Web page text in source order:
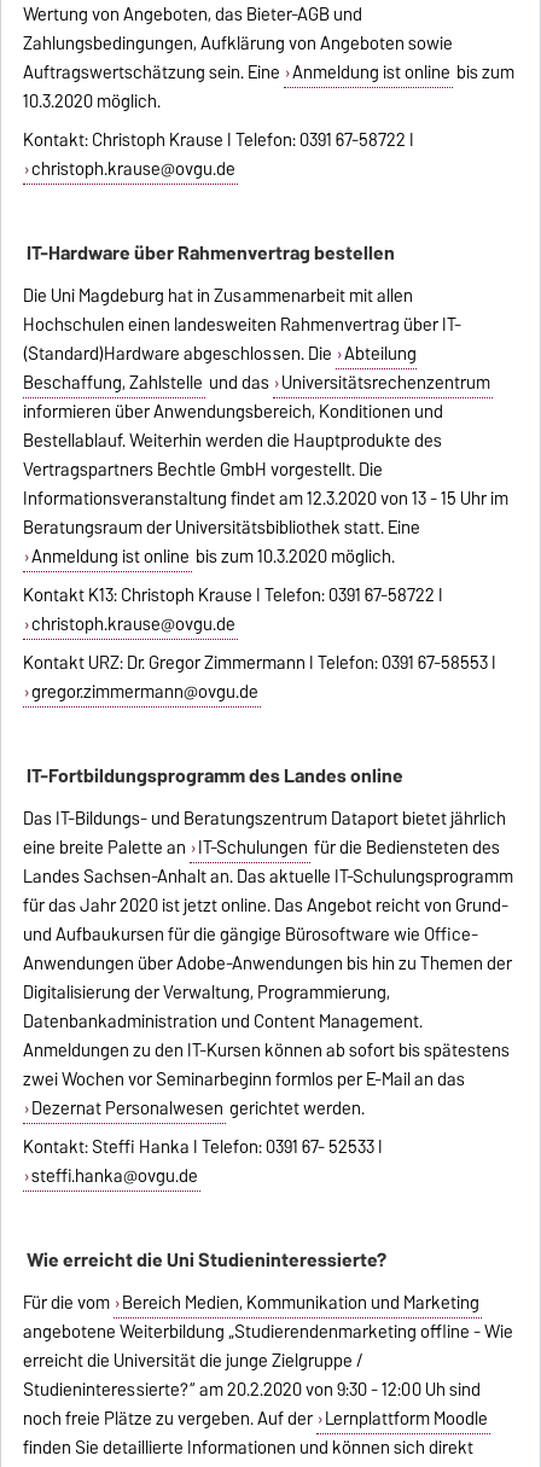
Wertung von Angeboten, das Bieter-AGB und
Zahlungsbedingungen, Aufklärung von Angeboten sowie
Auftragswertschätzung sein. Eine Anmeldung ist online bis zum
10.3.2020 möglich.
Kontakt: Christoph Krause I Telefon: 0391 67-58722 I
christoph.krause@ovgu.de
IT-Hardware über Rahmenvertrag bestellen
Die Uni Magdeburg hat in Zusammenarbeit mit allen
Hochschulen einen landesweiten Rahmenvertrag über IT-
(Standard)Hardware abgeschlossen. Die Abteilung
Beschaffung, Zahlstelle und das Universitätsrechenzentrum
informieren über Anwendungsbereich, Konditionen und
Bestellablauf. Weiterhin werden die Hauptprodukte des
Vertragspartners Bechtle GmbH vorgestellt. Die
Informationsveranstaltung findet am 12.3.2020 von 13 - 15 Uhr im
Beratungsraum der Universitätsbibliothek statt. Eine
Anmeldung ist online bis zum 10.3.2020 möglich.
Kontakt K13: Christoph Krause I Telefon: 0391 67-58722 I
christoph.krause@ovgu.de
Kontakt URZ: Dr. Gregor Zimmermann I Telefon: 0391 67-58553 I
gregor.zimmermann@ovgu.de
IT-Fortbildungsprogramm des Landes online
Das IT-Bildungs- und Beratungszentrum Dataport bietet jährlich
eine breite Palette an IT-Schulungen für die Bediensteten des
Landes Sachsen-Anhalt an. Das aktuelle IT-Schulungsprogramm
für das Jahr 2020 ist jetzt online. Das Angebot reicht von Grund-
und Aufbaukursen für die gängige Bürosoftware wie Office-
Anwendungen über Adobe-Anwendungen bis hin zu Themen der
Digitalisierung der Verwaltung, Programmierung,
Datenbankadministration und Content Management.
Anmeldungen zu den IT-Kursen können ab sofort bis spätestens
zwei Wochen vor Seminarbeginn formlos per E-Mail an das
Dezernat Personalwesen gerichtet werden.
Kontakt: Steffi Hanka I Telefon: 0391 67- 52533 I
steffi.hanka@ovgu.de
Wie erreicht die Uni Studieninteressierte?
Für die vom Bereich Medien, Kommunikation und Marketing
angebotene Weiterbildung „Studierendenmarketing offline - Wie
erreicht die Universität die junge Zielgruppe /
Studieninteressierte?“ am 20.2.2020 von 9:30 - 12:00 Uh sind
noch freie Plätze zu vergeben. Auf der Lernplattform Moodle
finden Sie detaillierte Informationen und können sich direkt